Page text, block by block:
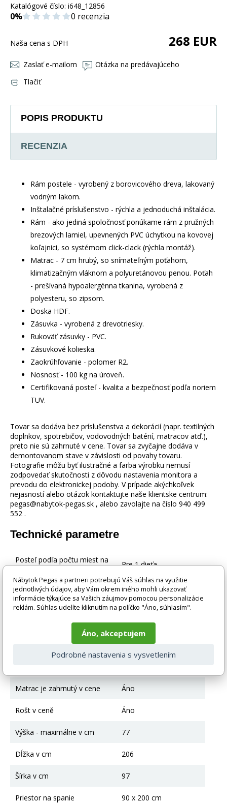
Katalógové číslo: i648_12856
0% 0 recenzia
Naša cena s DPH 268 EUR
Zaslať e-mailom
Otázka na predávajúceho
Tlačiť
POPIS PRODUKTU
RECENZIA
Rám postele - vyrobený z borovicového dreva, lakovaný
vodným lakom.
Inštalačné príslušenstvo - rýchla a jednoduchá inštalácia.
Rám - ako jediná spoločnosť ponúkame rám z pružných
brezových lamiel, upevnených PVC úchytkou na kovovej
koľajnici, so systémom click-clack (rýchla montáž).
Matrac - 7 cm hrubý, so snímateľným poťahom,
klimatizačným vláknom a polyuretánovou penou. Poťah
- prešívaná hypoalergénna tkanina, vyrobená z
polyesteru, so zipsom.
Doska HDF.
Zásuvka - vyrobená z drevotriesky.
Rukoväť zásuvky - PVC.
Zásuvkové kolieska.
Zaokrúhľovanie - polomer R2.
Nosnosť - 100 kg na úroveň.
Certifikovaná posteľ - kvalita a bezpečnosť podľa noriem
TUV.
Tovar sa dodáva bez príslušenstva a dekorácií (napr. textilných
doplnkov, spotrebičov, vodovodných batérií, matracov atď.),
preto nie sú zahrnuté v cene. Tovar sa zvyčajne dodáva v
demontovanom stave v závislosti od povahy tovaru.
Fotografie môžu byť ilustračné a farba výrobku nemusí
zodpovedať skutočnosti z dôvodu nastavenia monitora a
prevodu do elektronickej podoby. V prípade akýchkoľvek
nejasností alebo otázok kontaktujte naše klientske centrum:
pegas@nabytok-pegas.sk , alebo zavolajte na číslo 940 499
552 .
Technické parametre
Posteľ podľa počtu miest na
Pre 1 dieťa
Typ postele Klasická posteľ
Farebné prevedenie Grafit
Drevo + MDF + HDF
Posteľ s úložným
Matrac je zahrnutý v cene Áno
Rošt v ceně Áno
Výška - maximálne v cm 77
Dĺžka v cm 206
Šírka v cm 97
Priestor na spanie 90 x 200 cm
Nábytok Pegas a partneri potrebujú Váš súhlas na využitie
jednotlivých údajov, aby Vám okrem iného mohli ukazovať
informácie týkajúce sa Vašich záujmov pomocou personalizácie
reklám. Súhlas udelíte kliknutím na políčko "Áno, súhlasím".
Áno, akceptujem
Podrobné nastavenia s vysvetlením